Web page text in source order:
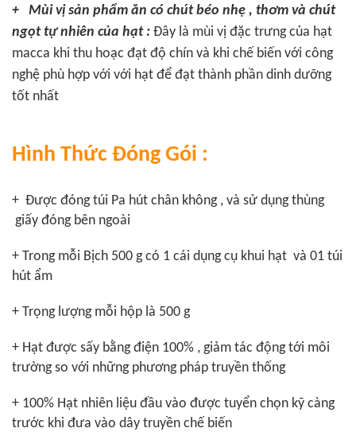
+ Mùi vị sản phẩm ăn có chút béo nhẹ , thơm và chút
ngọt tự nhiên của hạt : Đây là mùi vị đặc trưng của hạt
macca khi thu hoạc đạt độ chín và khi chế biến với công
nghệ phù hợp với với hạt để đạt thành phần dinh dưỡng
tốt nhất
Hình Thức Đóng Gói :
+ Được đóng túi Pa hút chân không , và sử dụng thùng
giấy đóng bên ngoài
+ Trong mỗi Bịch 500 g có 1 cái dụng cụ khui hạt và 01 túi
hút ẩm
+ Trọng lượng mỗi hộp là 500 g
+ Hạt được sấy bằng điện 100% , giảm tác động tới môi
trường so với những phương pháp truyền thống
+ 100% Hạt nhiên liệu đầu vào được tuyển chọn kỹ càng
trước khi đưa vào dây truyền chế biến